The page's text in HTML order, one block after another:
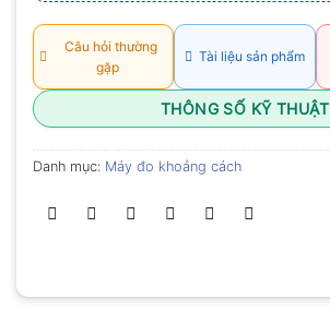
Câu hỏi thường
gặp
Tài liệu sản phẩm
THÔNG SỐ KỸ THUẬT
Danh mục: Máy đo khoảng cách